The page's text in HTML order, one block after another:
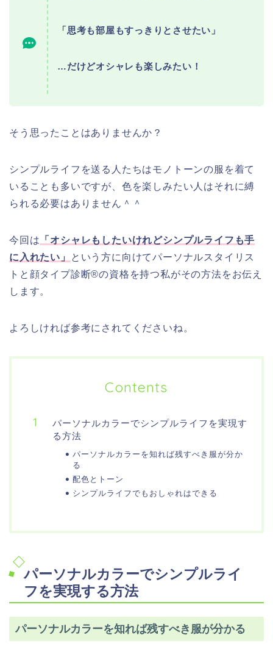
「思考も部屋もすっきりとさせたい」
…だけどオシャレも楽しみたい！
そう思ったことはありませんか？
シンプルライフを送る人たちはモノトーンの服を着て
いることも多いですが、色を楽しみたい人はそれに縛
られる必要はありません＾＾
今回は 「オシャレもしたいけれどシンプルライフも手
に入れたい」
という方に向けてパーソナルスタイリス
トと顔タイプ診断®️の資格を持つ私がその方法をお伝え
します。
よろしければ参考にされてくださいね。
Contents
パーソナルカラーでシンプルライフを実現す
る方法
パーソナルカラーを知れば残すべき服が分か
る
配色とトーン
シンプルライフでもおしゃれはできる
パーソナルカラーでシンプルライ
フを実現する方法
パーソナルカラーを知れば残すべき服が分かる